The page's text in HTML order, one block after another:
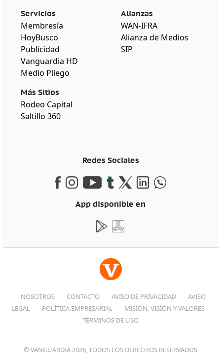
Servicios
Membresía
HoyBusco
Publicidad
Vanguardia HD
Medio Pliego
Más Sitios
Rodeo Capital
Saltillo 360
Alianzas
WAN-IFRA
Alianza de Medios
SIP
Redes Sociales
App disponible en
NOSOTROS CONTACTO AVISO DE PRIVACIDAD
AVISO
LEGAL
POLÍTICA EMPRESARIAL
MISIÓN, VISIÓN Y VALORES
TÉRMINOS DE USO
© VANGUARDIA 2026, TODOS LOS DERECHOS RESERVADOS